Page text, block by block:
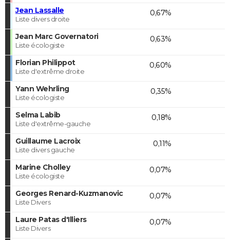
Jean Lassalle
Liste divers droite
0,67%
Jean Marc Governatori
Liste écologiste
0,63%
Florian Philippot
Liste d'extrême droite
0,60%
Yann Wehrling
Liste écologiste
0,35%
Selma Labib
Liste d'extrême-gauche
0,18%
Guillaume Lacroix
Liste divers gauche
0,11%
Marine Cholley
Liste écologiste
0,07%
Georges Renard-Kuzmanovic
Liste Divers
0,07%
Laure Patas d'Illiers
Liste Divers
0,07%